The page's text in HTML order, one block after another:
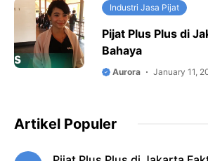
Industri Jasa Pijat
Pijat Plus Plus di
Bahaya
Aurora January 11,
Artikel Populer